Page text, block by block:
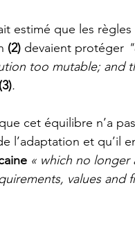
estimé que les
(2) devaient protéger
too mutable; and
(3).
cet équilibre n’a
l’adaptation et qu’il
« which no longer
values and